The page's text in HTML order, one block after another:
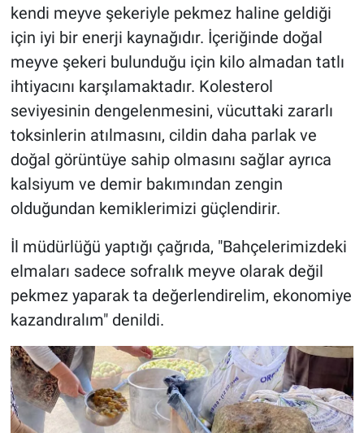
kendi meyve şekeriyle pekmez haline geldiği
için iyi bir enerji kaynağıdır. İçeriğinde doğal
meyve şekeri bulunduğu için kilo almadan tatlı
ihtiyacını karşılamaktadır. Kolesterol
seviyesinin dengelenmesini, vücuttaki zararlı
toksinlerin atılmasını, cildin daha parlak ve
doğal görüntüye sahip olmasını sağlar ayrıca
kalsiyum ve demir bakımından zengin
olduğundan kemiklerimizi güçlendirir.
İl müdürlüğü yaptığı çağrıda, "Bahçelerimizdeki
elmaları sadece sofralık meyve olarak değil
pekmez yaparak ta değerlendirelim, ekonomiye
kazandıralım" denildi.